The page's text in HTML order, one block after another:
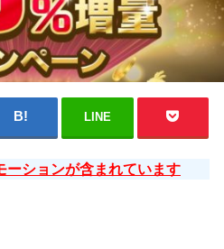
LINE
ションが含まれています